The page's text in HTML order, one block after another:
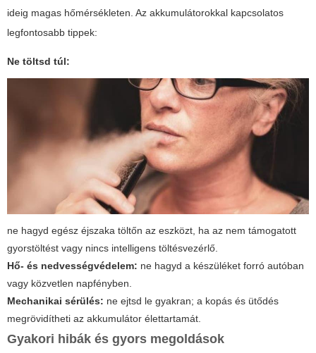
ideig magas hőmérsékleten. Az akkumulátorokkal kapcsolatos
legfontosabb tippek:
Ne töltsd túl:
ne hagyd egész éjszaka töltőn az eszközt, ha az nem támogatott
gyorstöltést vagy nincs intelligens töltésvezérlő.
Hő- és nedvességvédelem: ne hagyd a készüléket forró autóban
vagy közvetlen napfényben.
Mechanikai sérülés: ne ejtsd le gyakran; a kopás és ütődés
megrövidítheti az akkumulátor élettartamát.
Gyakori hibák és gyors megoldások